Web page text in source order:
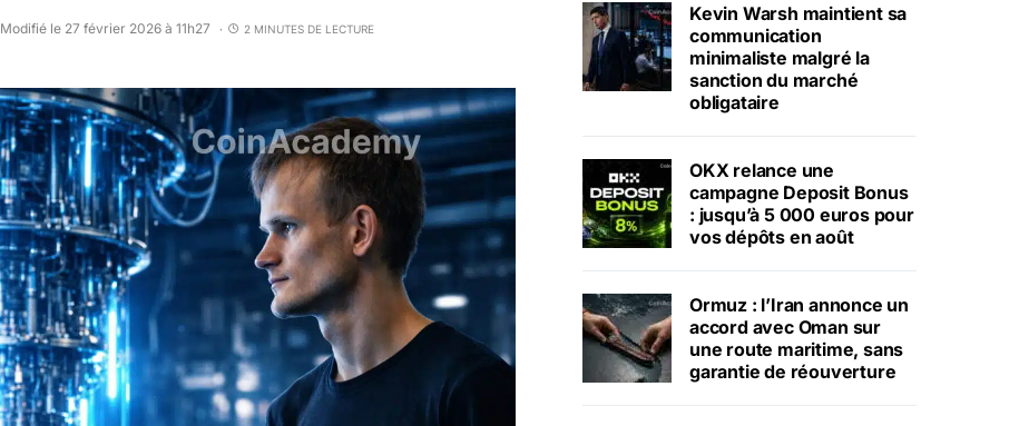
Modifié le 27 février 2026 à 11h27 2 MINUTES DE LECTURE
Kevin Warsh maintient sa
communication
minimaliste malgré la
sanction du marché
obligataire
OKX relance une
campagne Deposit Bonus
: jusqu’à 5 000 euros pour
vos dépôts en août
Ormuz : l’Iran annonce un
accord avec Oman sur
une route maritime, sans
garantie de réouverture